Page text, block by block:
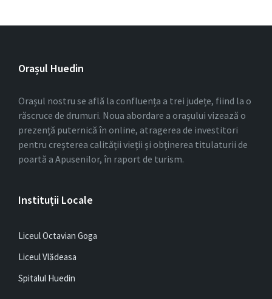
Orașul Huedin
Orașul nostru se află la confluența a trei județe, fiind la o
răscruce de drumuri. Noua abordare a orașului vizează o
prezență puternică în online, atragerea de investitori
pentru creșterea calității vieții și obținerea titulaturii de
poartă a Apusenilor, în raport de turism.
Instituții Locale
Liceul Octavian Goga
Liceul Vlădeasa
Spitalul Huedin